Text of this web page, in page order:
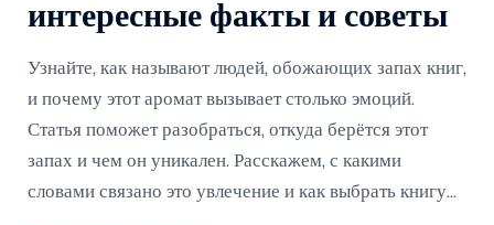
интересные факты и советы
Узнайте, как называют людей, обожающих запах книг,
и почему этот аромат вызывает столько эмоций.
Статья поможет разобраться, откуда берётся этот
запах и чем он уникален. Расскажем, с какими
словами связано это увлечение и как выбрать книгу